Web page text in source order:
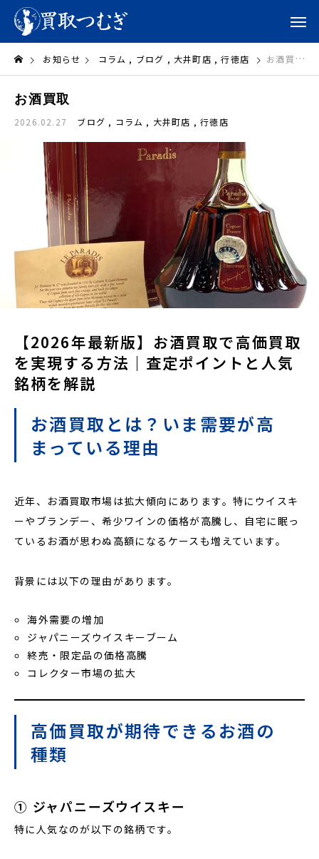
お知らせ コラム ブログ 大井町店 行徳店 お酒買取
お酒買取
2026.02.27 ブログ コラム 大井町店 行徳店
【2026年最新版】お酒買取で高価買取
を実現する方法｜査定ポイントと人気
銘柄を解説
お酒買取とは？いま需要が高
まっている理由
近年、お酒買取市場は拡大傾向にあります。特にウイスキ
ーやブランデー、希少ワインの価格が高騰し、自宅に眠っ
ているお酒が思わぬ高額になるケースも増えています。
背景には以下の理由があります。
海外需要の増加
ジャパニーズウイスキーブーム
終売・限定品の価格高騰
コレクター市場の拡大
高価買取が期待できるお酒の
種類
① ジャパニーズウイスキー
特に人気なのが以下の銘柄です。